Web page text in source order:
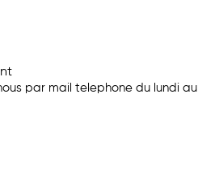
par mail telephone du lundi au